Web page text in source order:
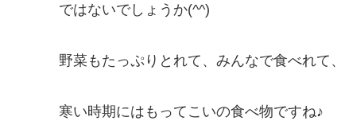
ではないでしょうか(^^)
野菜もたっぷりとれて、みんなで食べれて、
寒い時期にはもってこいの食べ物ですね♪